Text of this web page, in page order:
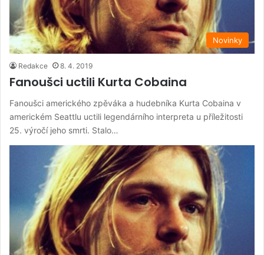
Novinky
Redakce 8. 4. 2019
Fanoušci uctili Kurta Cobaina
Fanoušci amerického zpěváka a hudebníka Kurta Cobaina v
americkém Seattlu uctili legendárního interpreta u příležitosti
25. výročí jeho smrti. Stalo…